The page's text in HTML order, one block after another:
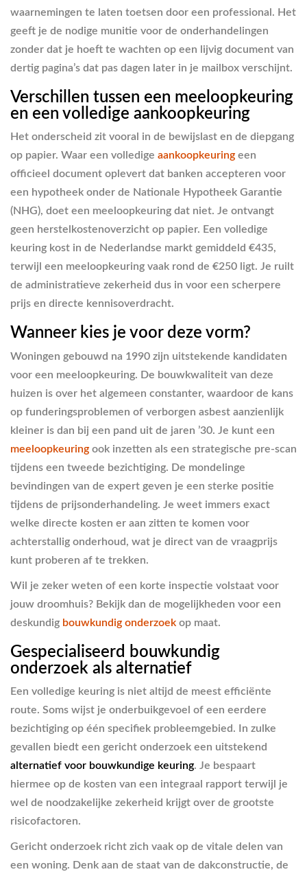
waarnemingen te laten toetsen door een professional. Het
geeft je de nodige munitie voor de onderhandelingen
zonder dat je hoeft te wachten op een lijvig document van
dertig pagina’s dat pas dagen later in je mailbox verschijnt.
Verschillen tussen een meeloopkeuring
en een volledige aankoopkeuring
Het onderscheid zit vooral in de bewijslast en de diepgang
op papier. Waar een volledige aankoopkeuring een
officieel document oplevert dat banken accepteren voor
een hypotheek onder de Nationale Hypotheek Garantie
(NHG), doet een meeloopkeuring dat niet. Je ontvangt
geen herstelkostenoverzicht op papier. Een volledige
keuring kost in de Nederlandse markt gemiddeld €435,
terwijl een meeloopkeuring vaak rond de €250 ligt. Je ruilt
de administratieve zekerheid dus in voor een scherpere
prijs en directe kennisoverdracht.
Wanneer kies je voor deze vorm?
Woningen gebouwd na 1990 zijn uitstekende kandidaten
voor een meeloopkeuring. De bouwkwaliteit van deze
huizen is over het algemeen constanter, waardoor de kans
op funderingsproblemen of verborgen asbest aanzienlijk
kleiner is dan bij een pand uit de jaren ’30. Je kunt een
meeloopkeuring ook inzetten als een strategische pre-scan
tijdens een tweede bezichtiging. De mondelinge
bevindingen van de expert geven je een sterke positie
tijdens de prijsonderhandeling. Je weet immers exact
welke directe kosten er aan zitten te komen voor
achterstallig onderhoud, wat je direct van de vraagprijs
kunt proberen af te trekken.
Wil je zeker weten of een korte inspectie volstaat voor
jouw droomhuis? Bekijk dan de mogelijkheden voor een
deskundig bouwkundig onderzoek op maat.
Gespecialiseerd bouwkundig
onderzoek als alternatief
Een volledige keuring is niet altijd de meest efficiënte
route. Soms wijst je onderbuikgevoel of een eerdere
bezichtiging op één specifiek probleemgebied. In zulke
gevallen biedt een gericht onderzoek een uitstekend
alternatief voor bouwkundige keuring. Je bespaart
hiermee op de kosten van een integraal rapport terwijl je
wel de noodzakelijke zekerheid krijgt over de grootste
risicofactoren.
Gericht onderzoek richt zich vaak op de vitale delen van
een woning. Denk aan de staat van de dakconstructie, de